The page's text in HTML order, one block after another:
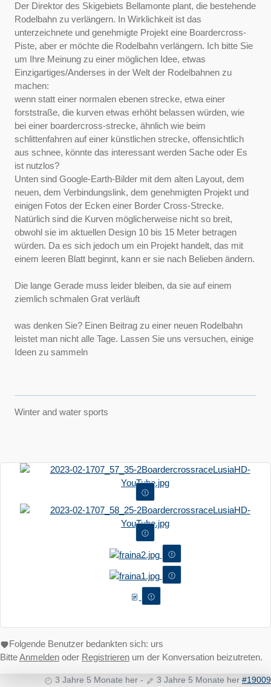
Der Direktor des Skigebiets Bellamonte plant, die bestehende
Rodelbahn zu verlängern. In Wirklichkeit ist das
unterzeichnete und genehmigte Projekt eine Boardercross-
Piste, aber er möchte die Rodelbahn verlängern. Ich bitte Sie
um Ihre Meinung zu einer möglichen Idee, etwas
Einzigartiges/Anderses in der Welt der Rodelbahnen zu
machen:
wenn statt einer normalen ebenen strecke, etwa einer
forststraße, die kurven etwas erhöht belassen würden, wie
bei einer boardercross-strecke, ähnlich wie beim
schlittenfahren auf einer künstlichen strecke, offensichtlich
aus schnee, könnte das interessant werden Sache oder Es
ist nutzlos?
Unten sind Google-Earth-Bilder mit dem alten Layout, dem
neuen, dem Verbindungslink, dem genehmigten Projekt und
einigen Fotos der Ecken einer Border Cross-Strecke.
Natürlich sind die Kurven möglicherweise nicht so breit,
obwohl sie im aktuellen Design 10 bis 15 Meter betragen
würden. Da es sich jedoch um ein Projekt handelt, das mit
einem leeren Blatt beginnt, kann er sie nach Belieben ändern.
Die lange Gerade muss leider bleiben, da sie auf einem
ziemlich schmalen Grat verläuft
was denken Sie? Einen Beitrag zu einer neuen Rodelbahn
leistet man nicht alle Tage. Lassen Sie uns versuchen, einige
Ideen zu sammeln
Winter and water sports
Folgende Benutzer bedankten sich: urs
BitteAnmelden oder Registrieren um der Konversation beizutreten.
3 Jahre 5 Monate her - 3 Jahre 5 Monate her #19009